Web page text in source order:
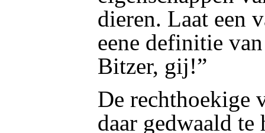
dieren. Laat een
eene definitie
Bitzer, gij!”
De rechthoekige
daar gedwaald